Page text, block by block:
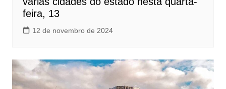
feira, 13
12 de novembro de 2024